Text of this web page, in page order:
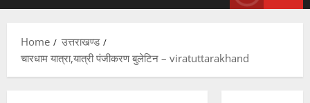
Home
उत्तराखण्ड
चारधाम यात्रा,यात्री पंजीकरण बुलेटिन – viratuttarakhand